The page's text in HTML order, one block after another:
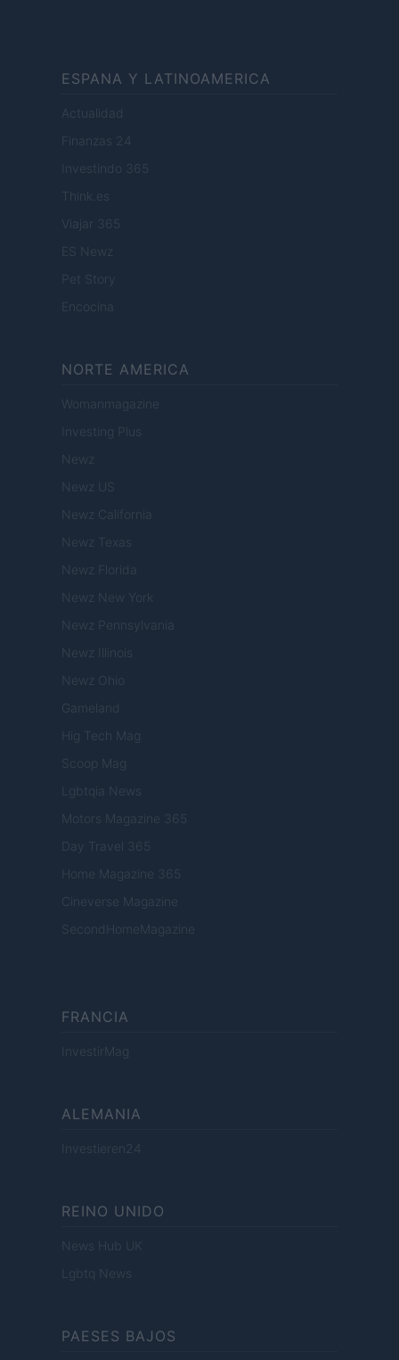
ESPANA Y LATINOAMERICA
Actualidad
Finanzas 24
Investindo 365
Think.es
Viajar 365
ES Newz
Pet Story
Encocina
NORTE AMERICA
Womanmagazine
Investing Plus
Newz
Newz US
Newz California
Newz Texas
Newz Florida
Newz New York
Newz Pennsylvania
Newz Illinois
Newz Ohio
Gameland
Hig Tech Mag
Scoop Mag
Lgbtqia News
Motors Magazine 365
Day Travel 365
Home Magazine 365
Cineverse Magazine
SecondHomeMagazine
FRANCIA
InvestirMag
ALEMANIA
Investieren24
REINO UNIDO
News Hub UK
Lgbtq News
PAESES BAJOS